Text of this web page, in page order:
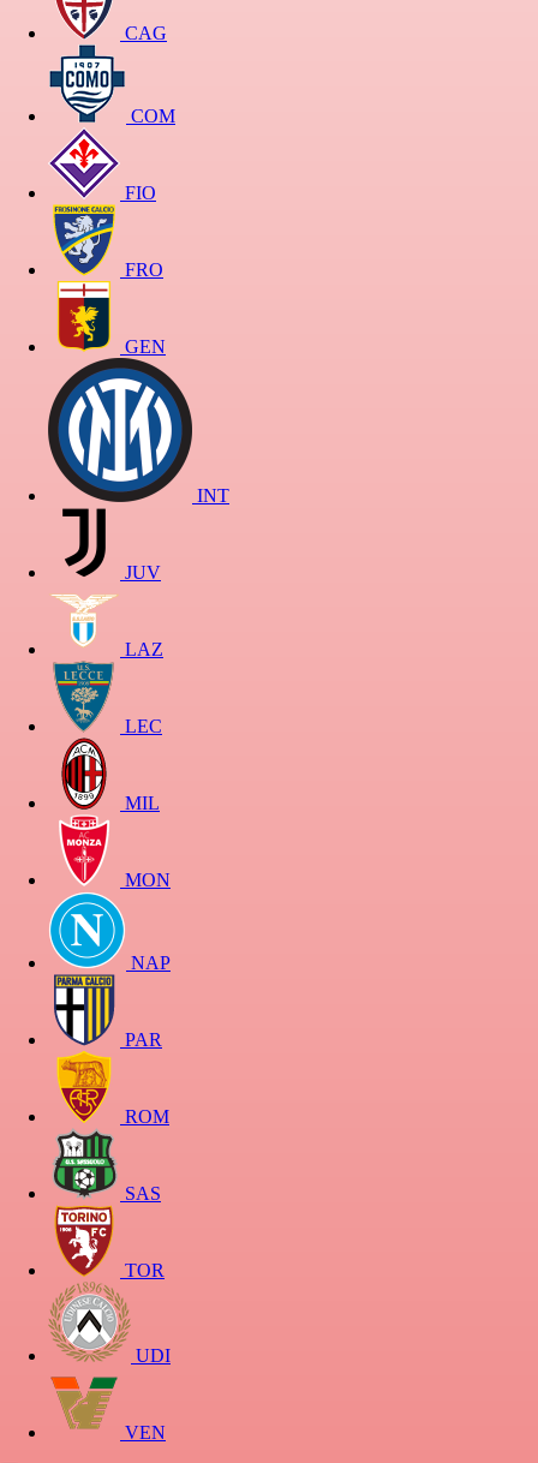
CAG
COM
FIO
FRO
GEN
INT
JUV
LAZ
LEC
MIL
MON
NAP
PAR
ROM
SAS
TOR
UDI
VEN